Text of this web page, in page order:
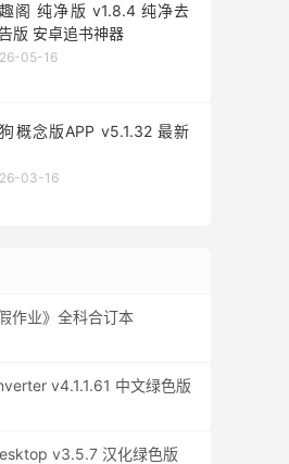
阁 纯净版 v1.8.4 纯净去
版 安卓追书神器
05-16
概念版APP v5.1.32 最新
03-16
作业》全科合订本
v4.1.1.61 中文绿色版
v3.5.7 汉化绿色版